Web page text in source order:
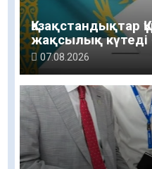
Қазақстандықтар
жақсылық күтеді
зерттеуі
07.08.2026